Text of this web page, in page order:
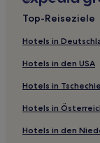
Hotels mit Pool
Familien in Rom
Boutique- nahe
Boutique- nahe
Hotels mit
Top-Reiseziele
Hotels in
Hotels in den USA
Hotels in
Hotels in
Hotels in den